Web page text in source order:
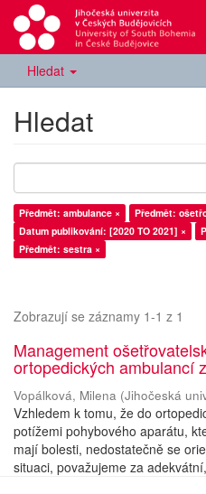
Hledat
Hledat
Předmět: ambulance × Předmět:
Datum publikování: [2020 TO 2021] ×
Předmět: sestra ×
Zobrazují se záznamy 1-1 z 1
Management
ortopedických ambulancí
Vopálková, Milena (Jihočeská
Vzhledem k tomu, že do
potížemi pohybového aparátu,
mají bolesti, nedostatečně se
situaci, považujeme za